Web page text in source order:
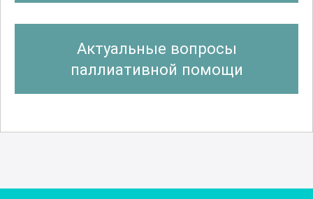
Актуальные вопросы
паллиативной помощи